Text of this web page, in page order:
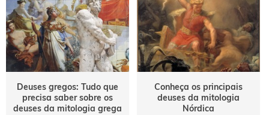
Deuses gregos: Tudo que
precisa saber sobre os
deuses da mitologia grega
Conheça os principais
deuses da mitologia
Nórdica